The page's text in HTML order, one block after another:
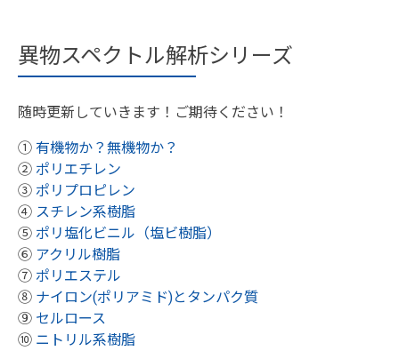
異物スペクトル解析シリーズ
随時更新していきます！ご期待ください！
① 有機物か？無機物か？
② ポリエチレン
③ ポリプロピレン
④ スチレン系樹脂
⑤ ポリ塩化ビニル（塩ビ樹脂）
⑥ アクリル樹脂
⑦ ポリエステル
⑧ ナイロン(ポリアミド)とタンパク質
⑨ セルロース
⑩ ニトリル系樹脂